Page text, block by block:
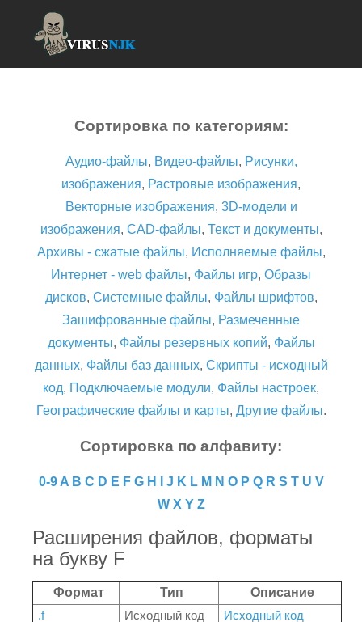
Сортировка по категориям:
Аудио-файлы, Видео-файлы, Рисунки,
изображения, Растровые изображения,
Векторные изображения, 3D-модели и
изображения, CAD-файлы, Текст и документы,
Архивы - сжатые файлы, Исполняемые файлы,
Интернет - web файлы, Файлы игр, Образы
дисков, Системные файлы, Файлы шрифтов,
Зашифрованные файлы, Размеченные
документы, Файлы резервных копий, Файлы
данных, Файлы баз данных, Скрипты - исходный
код, Подключаемые модули, Файлы настроек,
Географические файлы и карты, Другие файлы.
Сортировка по алфавиту:
0-9 A B C D E F G H J K L M N O P Q R S T U V
W X Y Z
Расширения файлов, форматы
на букву F
Формат Тип
Описание
.f
Исходный код
Исходный код